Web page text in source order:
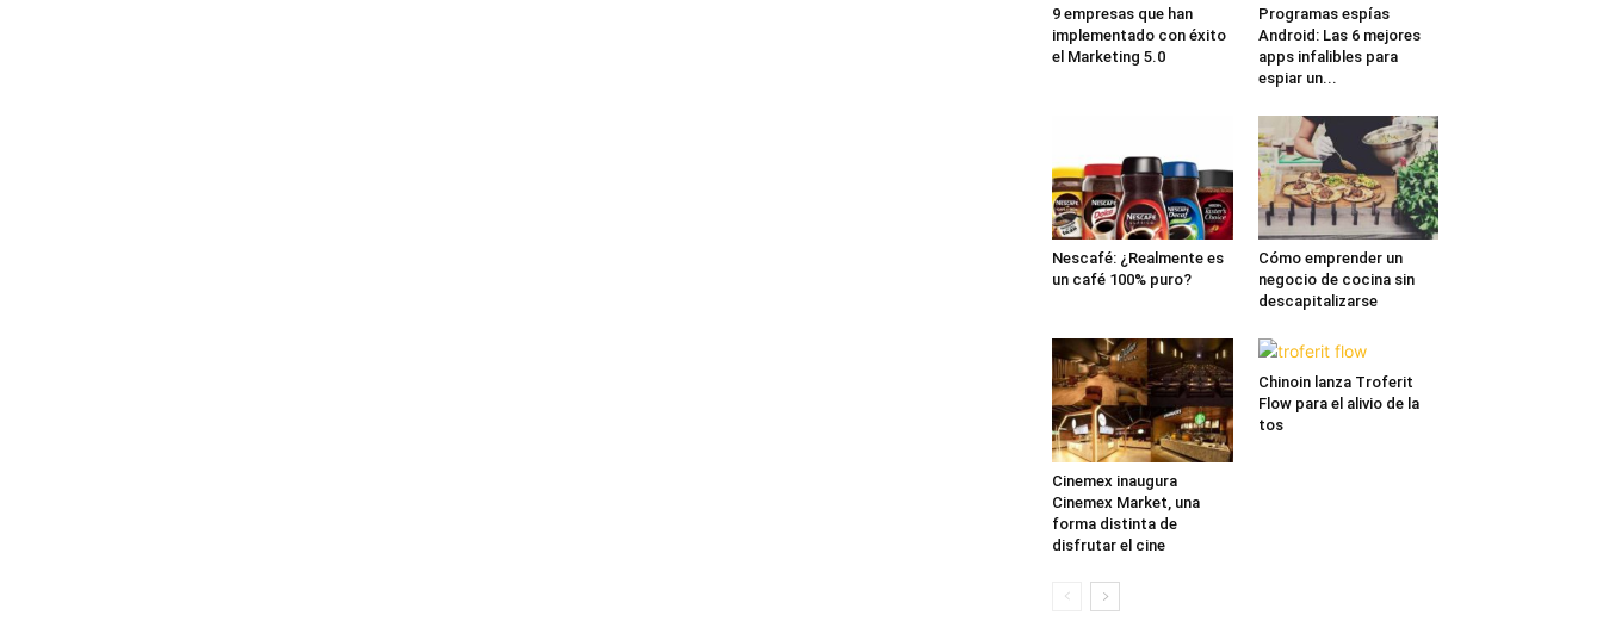
9 empresas que han
implementado con éxito
el Marketing 5.0
Programas espías
Android: Las 6 mejores
apps infalibles para
espiar un...
Nescafé: ¿Realmente es
un café 100% puro?
Cómo emprender un
negocio de cocina sin
descapitalizarse
Cinemex inaugura
Cinemex Market, una
forma distinta de
disfrutar el cine
Chinoin lanza Troferit
Flow para el alivio de la
tos